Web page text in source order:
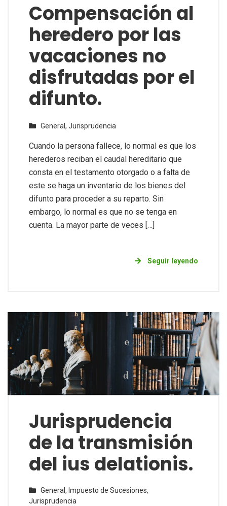
Compensación al
heredero por las
vacaciones no
disfrutadas por el
difunto.
General, Jurisprudencia
Cuando la persona fallece, lo normal es que los
herederos reciban el caudal hereditario que
consta en el testamento otorgado o a falta de
este se haga un inventario de los bienes del
difunto para proceder a su reparto. Sin
embargo, lo normal es que no se tenga en
cuenta. La mayor parte de veces […]
Seguir leyendo
Jurisprudencia
de la transmisión
del ius delationis.
General, Impuesto de Sucesiones,
Jurisprudencia